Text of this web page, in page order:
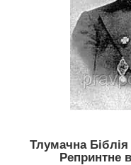
Тлумачна
Репринтне